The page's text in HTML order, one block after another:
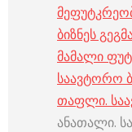
ბიზნეს
მამალი
საავტორო
თაფლი.
ანათალი.